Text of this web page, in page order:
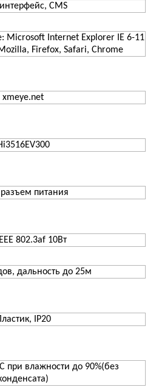
CMS
Microsoft Internet Explorer IE 6-11
Firefox, Safari, Chrome
xmeye.net
разъем питания
802.3af 10Вт
дальность до 25м
IP20
при влажности до 90%(без